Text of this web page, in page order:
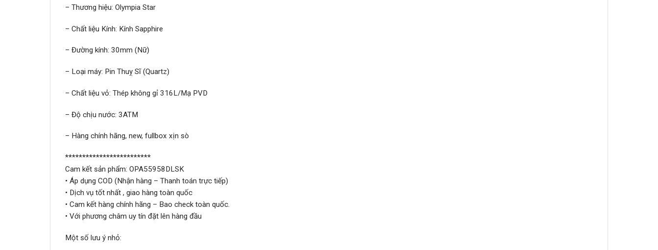
– Thương hiệu: Olympia Star
– Chất liệu Kính: Kính Sapphire
– Đường kính: 30mm (Nữ)
– Loại máy: Pin Thuỵ Sĩ (Quartz)
– Chất liệu vỏ: Thép không gỉ 316L/Mạ PVD
– Độ chịu nước: 3ATM
– Hàng chính hãng, new, fullbox xịn sò
*************************
Cam kết sản phẩm: OPA55958DLSK
• Áp dụng COD (Nhận hàng – Thanh toán trực tiếp)
• Dịch vụ tốt nhất , giao hàng toàn quốc
• Cam kết hàng chính hãng – Bao check toàn quốc.
• Với phương châm uy tín đặt lên hàng đầu
Một số lưu ý nhỏ: